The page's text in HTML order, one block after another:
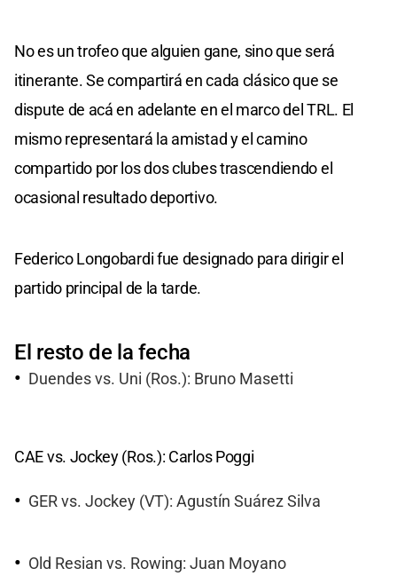
No es un trofeo que alguien gane, sino que será
itinerante. Se compartirá en cada clásico que se
dispute de acá en adelante en el marco del TRL. El
mismo representará la amistad y el camino
compartido por los dos clubes trascendiendo el
ocasional resultado deportivo.
Federico Longobardi fue designado para dirigir el
partido principal de la tarde.
El resto de la fecha
Duendes vs. Uni (Ros.): Bruno Masetti
CAE vs. Jockey (Ros.): Carlos Poggi
GER vs. Jockey (VT): Agustín Suárez Silva
Old Resian vs. Rowing: Juan Moyano